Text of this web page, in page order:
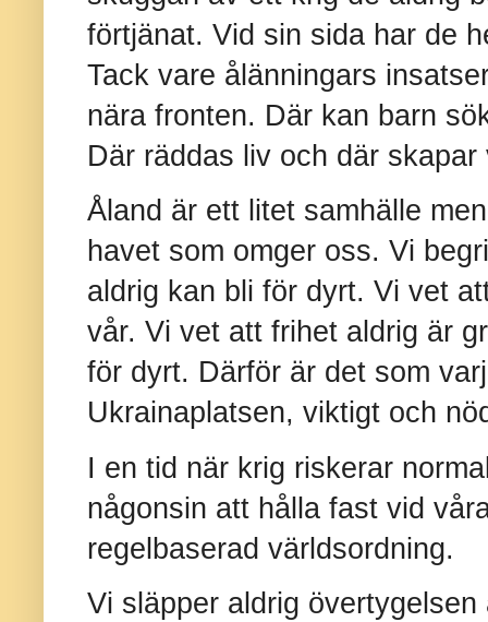
förtjänat. Vid sin sida har de
Tack vare ålänningars
nära fronten. Där kan barn
Där räddas liv och där skapar
Åland är ett litet samhälle
havet som omger oss. Vi
aldrig kan bli för dyrt. Vi vet
vår. Vi vet att frihet aldrig är
för dyrt. Därför är det som
Ukrainaplatsen, viktigt och
I en tid när krig riskerar
någonsin att hålla fast vid
regelbaserad världsordning.
Vi släpper aldrig